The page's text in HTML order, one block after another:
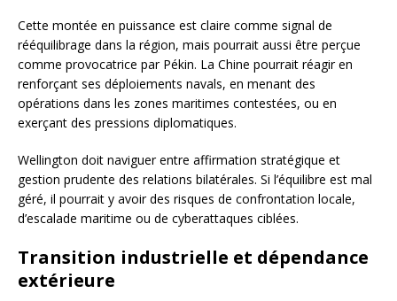
Cette montée en puissance est claire comme signal de
rééquilibrage dans la région, mais pourrait aussi être perçue
comme provocatrice par Pékin. La Chine pourrait réagir en
renforçant ses déploiements navals, en menant des
opérations dans les zones maritimes contestées, ou en
exerçant des pressions diplomatiques.
Wellington doit naviguer entre affirmation stratégique et
gestion prudente des relations bilatérales. Si l’équilibre est mal
géré, il pourrait y avoir des risques de confrontation locale,
d’escalade maritime ou de cyberattaques ciblées.
Transition industrielle et dépendance
extérieure